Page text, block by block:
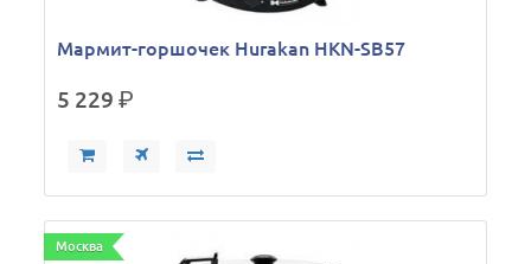
Мармит-горшочек Hurakan HKN-SB57
5 229р.
Москва